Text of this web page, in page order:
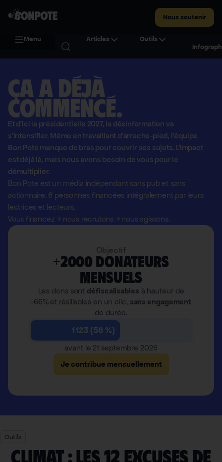
Nous soutenir
Menu Articles
Outils
Ça a déjà
commencé.
Et d'ici la présidentielle 2027, la désinformation va
s'intensifier. Même en travaillant d'arrache-pied, l'équipe
Bon Pote manque de bras pour couvrir ses sujets. L'impact
est déjà là, mais nous avons besoin de vous pour le
démultiplier.
Bon Pote est un média indépendant sans pub et sans
actionnaire, 6 personnes financées intégralement par leurs
lectrices et lecteurs.
Vous financez→ nous recrutons →nous agissons.
+2000 donateurs
mensuels
Les dons sont défiscalisables à hauteur de
-66% et résiliables en un clic, sans engagement
de durée.
1 123 (56 %)
avant le 21 septembre 2026
Je contribue mensuellement
Outils
Climat : les 12 excuses de